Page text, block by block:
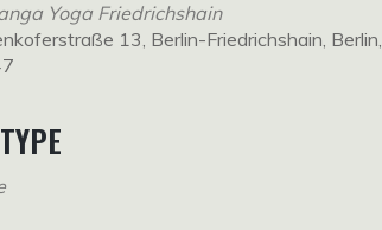
Yoga Friedrichshain
13, Berlin-Friedrichshain, Berlin,